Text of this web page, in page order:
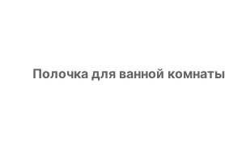
Полочка для ванной комнаты